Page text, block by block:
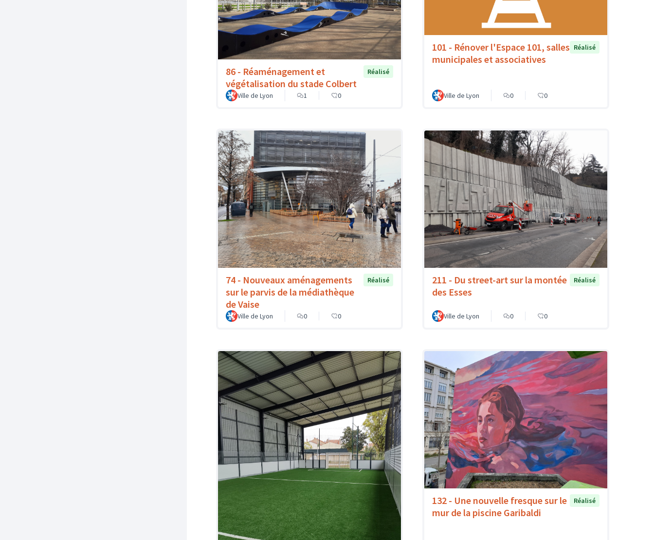
86 - Réaménagement et
végétalisation du stade Colbert
Réalisé
Ville de Lyon 1 0
101 - Rénover l'Espace 101, salles
municipales et associatives
Réalisé
Ville de Lyon 0 0
74 - Nouveaux aménagements
sur le parvis de la médiathèque
de Vaise
Réalisé
Ville de Lyon 0 0
211 - Du street-art sur la montée
des Esses
Réalisé
Ville de Lyon 0 0
132 - Une nouvelle fresque sur le
mur de la piscine Garibaldi
Réalisé